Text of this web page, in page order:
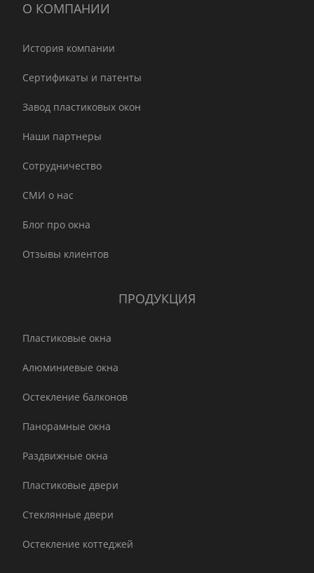
О КОМПАНИИ
История компании
Сертификаты и патенты
Завод пластиковых окон
Наши партнеры
Сотрудничество
СМИ о нас
Блог про окна
Отзывы клиентов
ПРОДУКЦИЯ
Пластиковые окна
Алюминиевые окна
Остекление балконов
Панорамные окна
Раздвижные окна
Пластиковые двери
Стеклянные двери
Остекление коттеджей